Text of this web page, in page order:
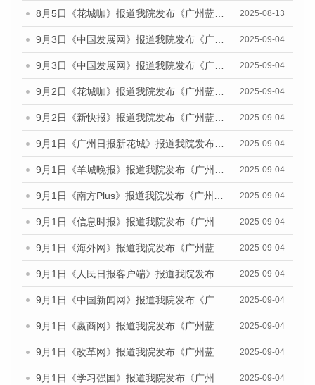
8月5日《花城咖》报道我院发布《广州蓝皮书：广州城乡融合发展报告（2025）》的视频采访 2025-08-13
9月3日《中国发展网》报道我院发布《广州蓝皮书：广州国际商贸中心发展报告（2025）》的媒体文章 2025-09-04
9月3日《中国发展网》报道我院发布《广州蓝皮书：广州文化产业发展报告（2025）》的媒体文章 2025-09-04
9月2日《花城咖》报道我院发布《广州蓝皮书：广州文化产业发展报告（2025）》的媒体文章 2025-09-04
9月2日《新快报》报道我院发布《广州蓝皮书：广州文化产业发展报告（2025）》的媒体文章 2025-09-04
9月1日《广州日报新花城》报道我院发布《广州蓝皮书：广州文化产业发展报告（2025）》的媒体文章 2025-09-04
9月1日《羊城晚报》报道我院发布《广州蓝皮书：广州文化产业发展报告（2025）》的媒体文章 2025-09-04
9月1日《南方Plus》报道我院发布《广州蓝皮书：广州文化产业发展报告（2025）》的媒体文章 2025-09-04
9月1日《信息时报》报道我院发布《广州蓝皮书：广州文化产业发展报告（2025）》的媒体文章 2025-09-04
9月1日《海外网》报道我院发布《广州蓝皮书：广州文化产业发展报告（2025）》的媒体文章 2025-09-04
9月1日《人民日报客户端》报道我院发布《广州蓝皮书：广州文化产业发展报告（2025）》的媒体文章 2025-09-04
9月1日《中国新闻网》报道我院发布《广州蓝皮书：广州文化产业发展报告（2025）》的媒体文章 2025-09-04
9月1日《嬴商网》报道我院发布《广州蓝皮书：广州文化产业发展报告（2025）》的媒体文章 2025-09-04
9月1日《改革网》报道我院发布《广州蓝皮书：广州文化产业发展报告（2025）》的媒体文章 2025-09-04
9月1日《学习强国》报道我院发布《广州蓝皮书：广州国际商贸中心发展报告（2025）》的媒体文章 2025-09-04